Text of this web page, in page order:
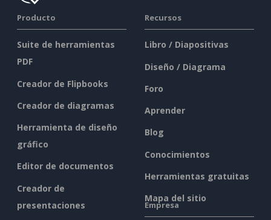
Producto
Suite de herramientas
PDF
Creador de Flipbooks
Creador de diagramas
Herramienta de diseño
gráfico
Editor de documentos
Creador de
presentaciones
Recursos
Libro / Diapositivas
Diseño / Diagrama
Foro
Aprender
Blog
Conocimientos
Herramientas gratuitas
Mapa del sitio
Empresa